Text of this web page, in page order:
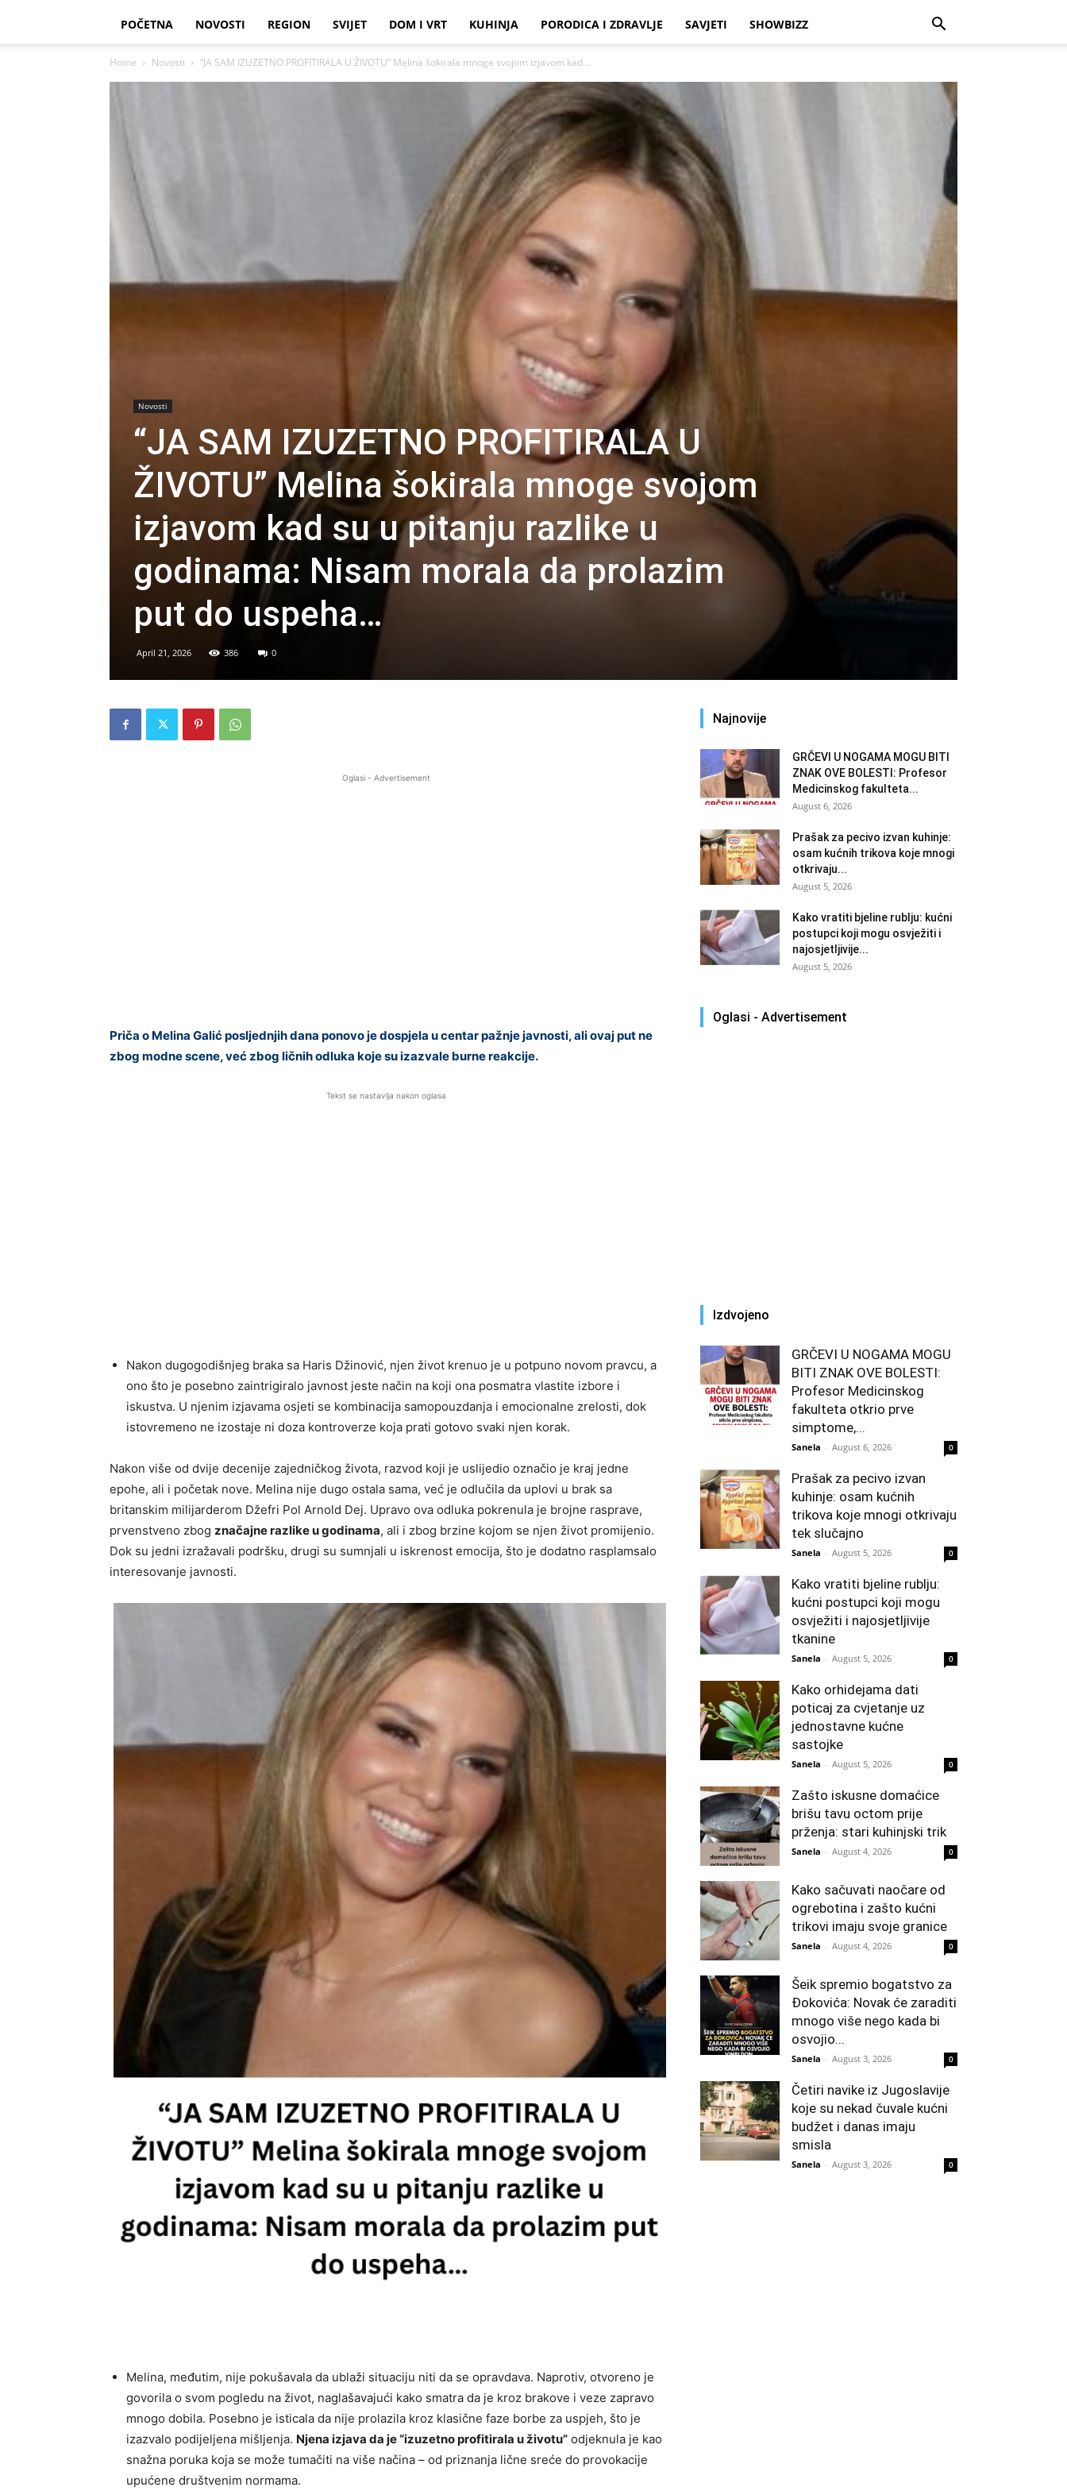
POČETNA NOVOSTI REGION SVIJET DOM I VRT KUHINJA PORODICA I ZDRAVLJE SAVJETI SHOWBIZZ
Home Novosti “JA SAM IZUZETNO PROFITIRALA U ŽIVOTU” Melina šokirala mnoge svojom izjavom kad...
Novosti
“JA SAM IZUZETNO PROFITIRALA U
ŽIVOTU” Melina šokirala mnoge svojom
izjavom kad su u pitanju razlike u
godinama: Nisam morala da prolazim
put do uspeha…
April 21, 2026 386 0
Oglasi - Advertisement
Priča o Melina Galić posljednjih dana ponovo je dospjela u centar pažnje javnosti, ali ovaj put ne
zbog modne scene, već zbog ličnih odluka koje su izazvale burne reakcije.
Tekst se nastavlja nakon oglasa
Nakon dugogodišnjeg braka sa Haris Džinović, njen život krenuo je u potpuno novom pravcu, a
ono što je posebno zaintrigiralo javnost jeste način na koji ona posmatra vlastite izbore i
iskustva. U njenim izjavama osjeti se kombinacija samopouzdanja i emocionalne zrelosti, dok
istovremeno ne izostaje ni doza kontroverze koja prati gotovo svaki njen korak.
Nakon više od dvije decenije zajedničkog života, razvod koji je uslijedio označio je kraj jedne
epohe, ali i početak nove. Melina nije dugo ostala sama, već je odlučila da uplovi u brak sa
britanskim milijarderom Džefri Pol Arnold Dej. Upravo ova odluka pokrenula je brojne rasprave,
prvenstveno zbog značajne razlike u godinama, ali i zbog brzine kojom se njen život promijenio.
Dok su jedni izražavali podršku, drugi su sumnjali u iskrenost emocija, što je dodatno rasplamsalo
interesovanje javnosti.
Melina, međutim, nije pokušavala da ublaži situaciju niti da se opravdava. Naprotiv, otvoreno je
govorila o svom pogledu na život, naglašavajući kako smatra da je kroz brakove i veze zapravo
mnogo dobila. Posebno je isticala da nije prolazila kroz klasične faze borbe za uspjeh, što je
izazvalo podijeljena mišljenja. Njena izjava da je “izuzetno profitirala u životu” odjeknula je kao
snažna poruka koja se može tumačiti na više načina – od priznanja lične sreće do provokacije
upućene društvenim normama.
Najnovije
GRČEVI U NOGAMA MOGU BITI
ZNAK OVE BOLESTI: Profesor
Medicinskog fakulteta...
August 6, 2026
Prašak za pecivo izvan kuhinje:
osam kućnih trikova koje mnogi
otkrivaju...
August 5, 2026
Kako vratiti bjeline rublju: kućni
postupci koji mogu osvježiti i
najosjetljivije...
August 5, 2026
Oglasi - Advertisement
Izdvojeno
GRČEVI U NOGAMA MOGU
BITI ZNAK OVE BOLESTI:
Profesor Medicinskog
fakulteta otkrio prve
simptome,...
Sanela - August 6, 2026 0
Prašak za pecivo izvan
kuhinje: osam kućnih
trikova koje mnogi otkrivaju
tek slučajno
Sanela - August 5, 2026 0
Kako vratiti bjeline rublju:
kućni postupci koji mogu
osvježiti i najosjetljivije
tkanine
Sanela - August 5, 2026 0
Kako orhidejama dati
poticaj za cvjetanje uz
jednostavne kućne
sastojke
Sanela - August 5, 2026 0
Zašto iskusne domaćice
brišu tavu octom prije
prženja: stari kuhinjski trik
Sanela - August 4, 2026 0
Kako sačuvati naočare od
ogrebotina i zašto kućni
trikovi imaju svoje granice
Sanela - August 4, 2026 0
Šeik spremio bogatstvo za
Đokovića: Novak će zaraditi
mnogo više nego kada bi
osvojio...
Sanela - August 3, 2026 0
Četiri navike iz Jugoslavije
koje su nekad čuvale kućni
budžet i danas imaju
smisla
Sanela - August 3, 2026 0